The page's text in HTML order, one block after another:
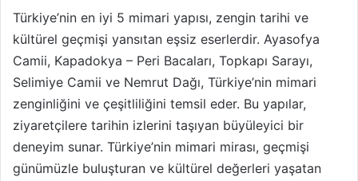
Türkiye’nin en iyi 5 mimari yapısı, zengin tarihi ve
kültürel geçmişi yansıtan eşsiz eserlerdir. Ayasofya
Camii, Kapadokya – Peri Bacaları, Topkapı Sarayı,
Selimiye Camii ve Nemrut Dağı, Türkiye’nin mimari
zenginliğini ve çeşitliliğini temsil eder. Bu yapılar,
ziyaretçilere tarihin izlerini taşıyan büyüleyici bir
deneyim sunar. Türkiye’nin mimari mirası, geçmişi
günümüzle buluşturan ve kültürel değerleri yaşatan